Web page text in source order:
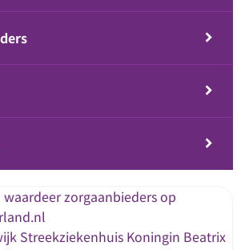
Streekziekenhuis Koningin Beatrix